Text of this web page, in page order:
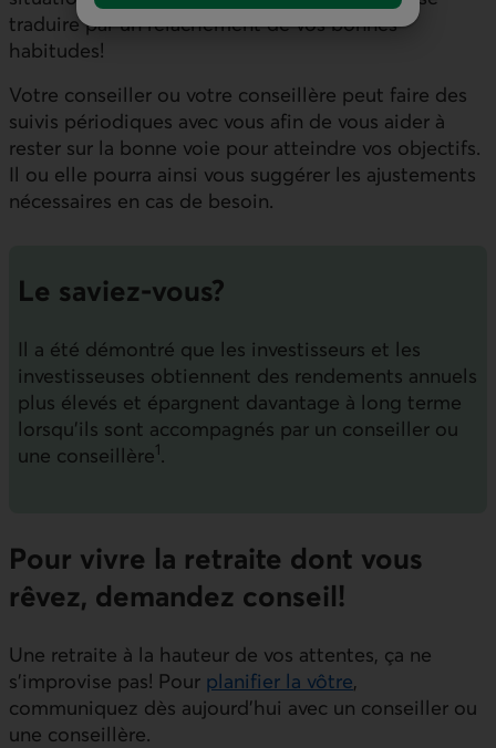
traduire par un relâchement de vos bonnes
habitudes!
Votre conseiller ou votre conseillère peut faire des
suivis périodiques avec vous afin de vous aider à
rester sur la bonne voie pour atteindre vos objectifs.
Il ou elle pourra ainsi vous suggérer les ajustements
nécessaires en cas de besoin.
Le saviez-vous?
Il a été démontré que les investisseurs et les
investisseuses obtiennent des rendements annuels
plus élevés et épargnent davantage à long terme
lorsqu’ils sont accompagnés par un conseiller ou
une conseillère1.
Pour vivre la retraite dont vous
rêvez, demandez conseil!
Une retraite à la hauteur de vos attentes, ça ne
s’improvise pas! Pour planifier la vôtre,
communiquez dès aujourd’hui avec un conseiller ou
une conseillère.